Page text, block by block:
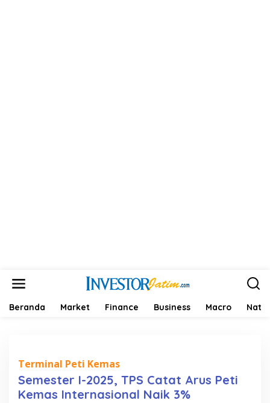
Beranda Market Finance Business Macro
Terminal Peti Kemas
Semester I-2025, TPS Catat Arus Peti
Kemas Internasional Naik 3%